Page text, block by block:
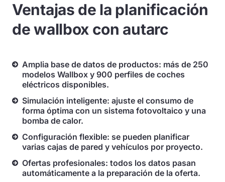
Ventajas de la planificación
de wallbox con autarc
Amplia base de datos de productos: más de 250
modelos Wallbox y 900 perfiles de coches
eléctricos disponibles.
Simulación inteligente: ajuste el consumo de
forma óptima con un sistema fotovoltaico y una
bomba de calor.
Configuración flexible: se pueden planificar
varias cajas de pared y vehículos por proyecto.
Ofertas profesionales: todos los datos pasan
automáticamente a la preparación de la oferta.